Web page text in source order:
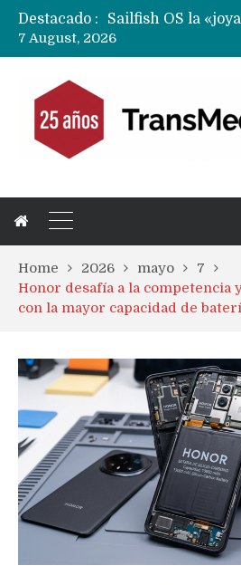
Destacado :
7 August, 2026
Home 2026 mayo
7
Honor desafía a la competencia
con la mayor capacidad de